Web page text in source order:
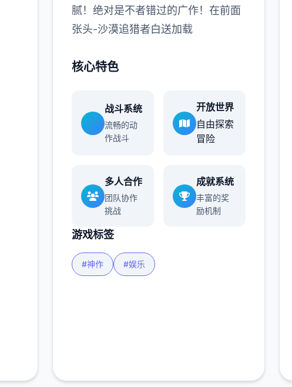
腻！绝对是不者错过的广作！在前面
张头-沙漠追猎者白送加载
核心特色
战斗系统
流畅的动
作战斗
开放世界
自由探索
冒险
多人合作
团队协作
挑战
成就系统
丰富的奖
励机制
游戏标签
#神作 #娱乐